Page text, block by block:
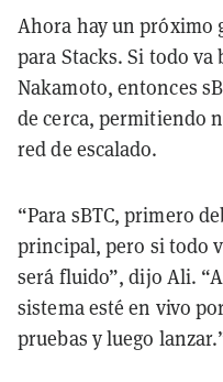
Ahora hay un próximo
para Stacks. Si todo
Nakamoto, entonces
de cerca, permitiendo
red de escalado.
“Para sBTC, primero
principal, pero si todo
será fluido”, dijo Ali.
sistema esté en vivo
pruebas y luego